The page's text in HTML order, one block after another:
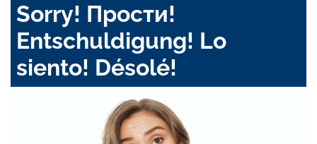
Sorry! Прости!
Entschuldigung! Lo
siento! Désolé!